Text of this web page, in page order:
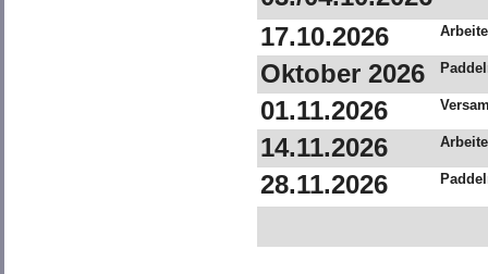
17.10.2026
Oktober 2026
01.11.2026
14.11.2026
28.11.2026